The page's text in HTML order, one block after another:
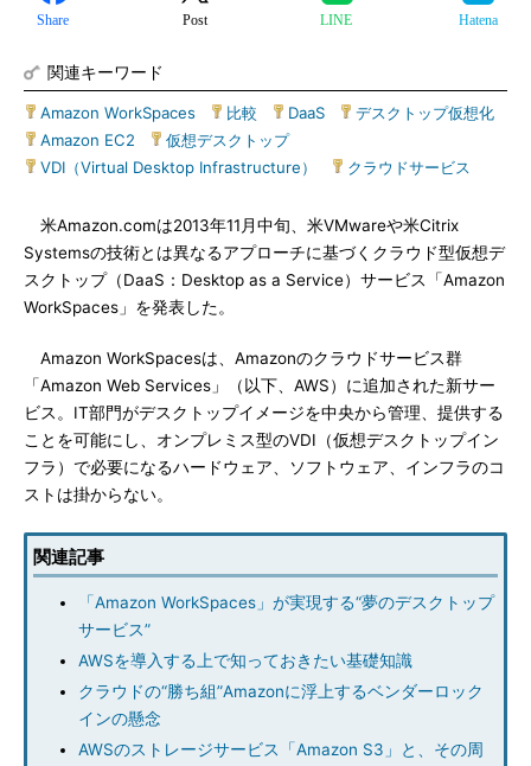
Share Post LINE Hatena
関連キーワード
Amazon WorkSpaces 比較 DaaS デスクトップ仮想化
Amazon EC2
仮想デスクトップ|
VDI（Virtual Desktop Infrastructure）
クラウドサービス
米Amazon.comは2013年11月中旬、米VMwareや米Citrix
Systemsの技術とは異なるアプローチに基づくクラウド型仮想デ
スクトップ（DaaS：Desktop as a Service）サービス「Amazon
WorkSpaces」を発表した。
Amazon WorkSpacesは、Amazonのクラウドサービス群
「Amazon Web Services」（以下、AWS）に追加された新サー
ビス。IT部門がデスクトップイメージを中央から管理、提供する
ことを可能にし、オンプレミス型のVDI（仮想デスクトップイン
フラ）で必要になるハードウェア、ソフトウェア、インフラのコ
ストは掛からない。
関連記事
「Amazon WorkSpaces」が実現する“夢のデスクトップ
サービス”
AWSを導入する上で知っておきたい基礎知識
クラウドの“勝ち組”Amazonに浮上するベンダーロック
インの懸念
AWSのストレージサービス「Amazon S3」と、その周